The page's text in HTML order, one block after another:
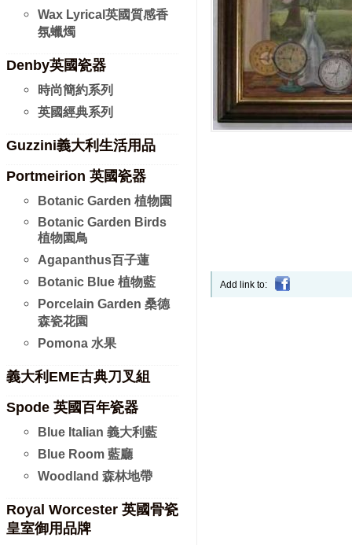
Wax Lyrical英國質感香
氛蠟燭
Denby英國瓷器
時尚簡約系列
英國經典系列
Guzzini義大利生活用品
Portmeirion 英國瓷器
Botanic Garden 植物園
Botanic Garden Birds
植物園鳥
Agapanthus百子蓮
Botanic Blue 植物藍
Porcelain Garden 桑德
森瓷花園
Pomona 水果
義大利EME古典刀叉組
Spode 英國百年瓷器
Blue Italian 義大利藍
Blue Room 藍廳
Woodland 森林地帶
Royal Worcester 英國骨瓷
皇室御用品牌
Add link to: